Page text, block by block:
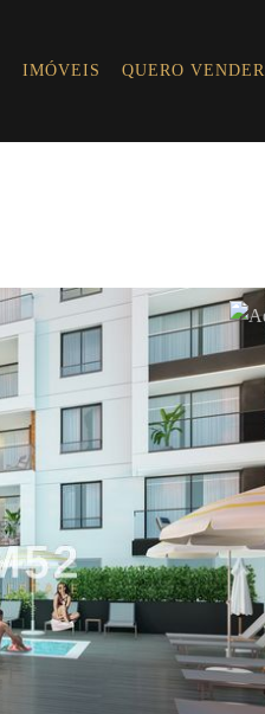
IMÓVEIS QUERO VENDER